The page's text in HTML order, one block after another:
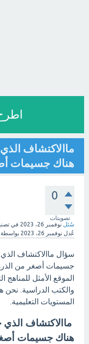
ماالاكتشاف
هناك جسيمات
0
تصويتات
سُئل نوفمبر 26، 2023 في
عُدل نوفمبر 26، 2023 بواسطة
سؤال ماالاكتشاف
جسيمات أصغر من
الموقع الأمثل للمناهج
والكتب الدراسية.
المستويات التعليمية.
ماالاكتشاف
هناك جسيمات